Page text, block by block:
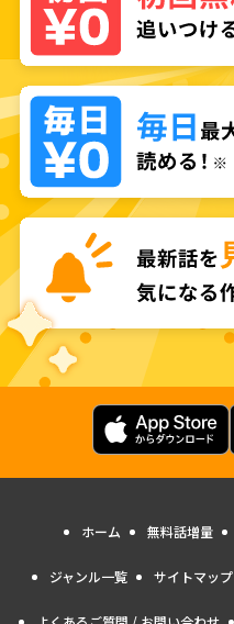
ホーム 無料話増量
ジャンル一覧 サイトマップ